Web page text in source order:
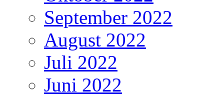
September 2022
August 2022
Juli 2022
Juni 2022